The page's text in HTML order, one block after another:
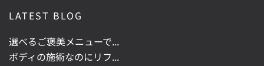
LATEST BLOG
選べるご褒美メニューで...
ボディの施術なのにリフ...